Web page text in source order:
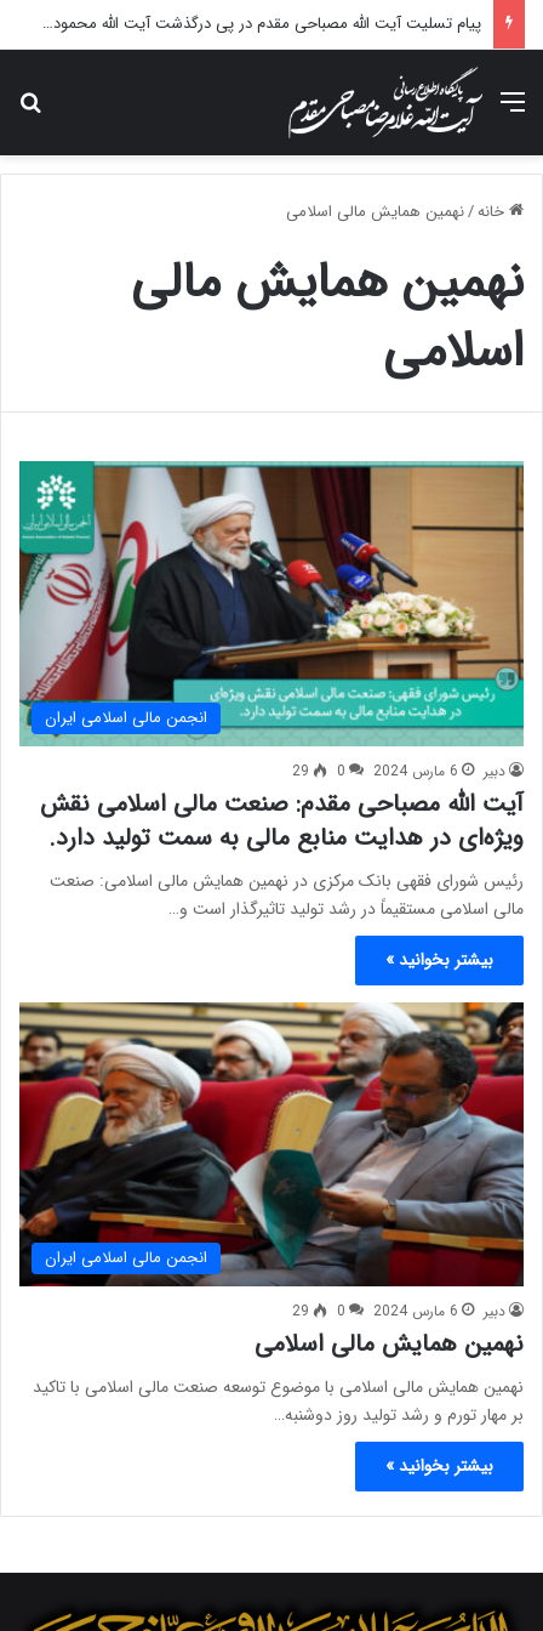
پیام تسلیت آیت الله مصباحی مقدم در پی درگذشت آیت الله محمودی گلپایگانی
منو
خانه/نهمین همایش مالی اسلامی
نهمین همایش مالی
اسلامی
انجمن مالی اسلامی ایران
دبیر 6 مارس 2024 0
29
آیت الله مصباحی مقدم: صنعت مالی اسلامی نقش
ویژه‌ای در هدایت منابع مالی به سمت تولید دارد.
رئیس شورای فقهی بانک مرکزی در نهمین همایش مالی اسلامی: صنعت
مالی اسلامی مستقیماً در رشد تولید تاثیرگذار است و…
بیشتر بخوانید »
انجمن مالی اسلامی ایران
دبیر 6 مارس 2024 0
29
نهمین همایش مالی اسلامی
نهمین همایش مالی اسلامی با موضوع توسعه صنعت مالی اسلامی با تاکید
بر مهار تورم و رشد تولید روز دوشنبه…
بیشتر بخوانید »